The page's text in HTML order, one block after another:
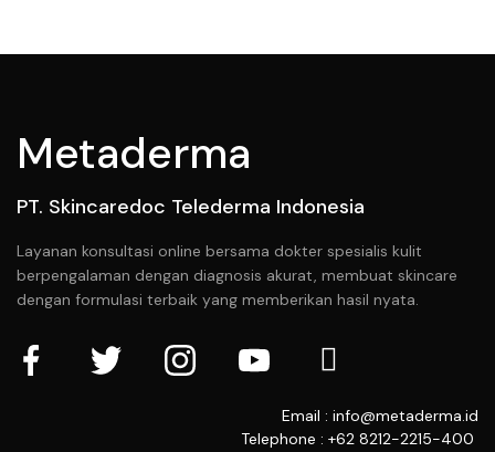
Metaderma
PT. Skincaredoc Telederma Indonesia
Layanan konsultasi online bersama dokter spesialis kulit
berpengalaman dengan diagnosis akurat, membuat skincare
dengan formulasi terbaik yang memberikan hasil nyata.
Email : info@metaderma.id
Telephone : +62 8212-2215-400